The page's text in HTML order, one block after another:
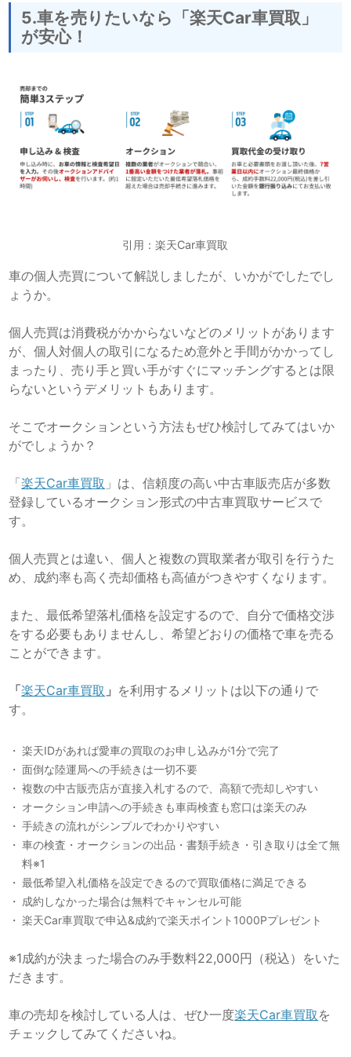
5.車を売りたいなら「楽天Car車買取」
が安心！
引用：楽天Car車買取
車の個人売買について解説しましたが、いかがでしたでし
ょうか。
個人売買は消費税がかからないなどのメリットがあります
が、個人対個人の取引になるため意外と手間がかかってし
まったり、売り手と買い手がすぐにマッチングするとは限
らないというデメリットもあります。
そこでオークションという方法もぜひ検討してみてはいか
がでしょうか？
「楽天Car車買取 」は、信頼度の高い中古車販売店が多数
登録しているオークション形式の中古車買取サービスで
す。
個人売買とは違い、個人と複数の買取業者が取引を行うた
め、成約率も高く売却価格も高値がつきやすくなります。
また、最低希望落札価格を設定するので、自分で価格交渉
をする必要もありませんし、希望どおりの価格で車を売る
ことができます。
「楽天Car車買取 」 を利用するメリットは以下の通りで
す。
楽天IDがあれば愛車の買取のお申し込みが1分で完了
面倒な陸運局への手続きは一切不要
複数の中古販売店が直接入札するので、高額で売却しやすい
オークション申請への手続きも車両検査も窓口は楽天のみ
手続きの流れがシンプルでわかりやすい
車の検査・オークションの出品・書類手続き・引き取りは全て無
料※1
最低希望入札価格を設定できるので買取価格に満足できる
成約しなかった場合は無料でキャンセル可能
楽天Car車買取で申込&成約で楽天ポイント1000Pプレゼント
※1成約が決まった場合のみ手数料22,000円（税込）をいた
だきます。
車の売却を検討している人は、ぜひ一度楽天Car車買取 を
チェックしてみてくださいね。